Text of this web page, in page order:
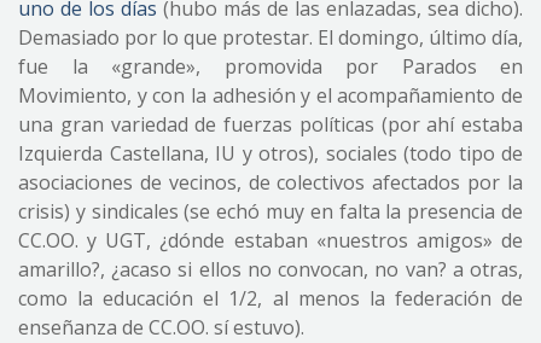
uno de los días (hubo más de las enlazadas, sea dicho).
Demasiado por lo que protestar. El domingo, último día,
fue la «grande», promovida por Parados en
Movimiento, y con la adhesión y el acompañamiento de
una gran variedad de fuerzas políticas (por ahí estaba
Izquierda Castellana, IU y otros), sociales (todo tipo de
asociaciones de vecinos, de colectivos afectados por la
crisis) y sindicales (se echó muy en falta la presencia de
CC.OO. y UGT, ¿dónde estaban «nuestros amigos» de
amarillo?, ¿acaso si ellos no convocan, no van? a otras,
como la educación el 1/2, al menos la federación de
enseñanza de CC.OO. sí estuvo).